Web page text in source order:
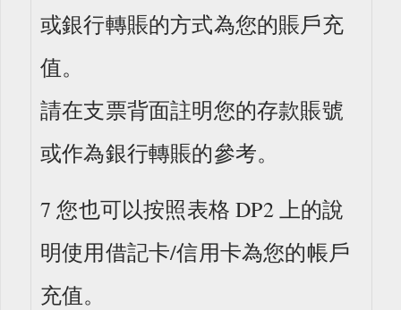
或銀行轉賬的方式為您的賬戶充
值。
請在支票背面註明您的存款賬號
或作為銀行轉賬的參考。
7 您也可以按照表格 DP2 上的說
明使用借記卡/信用卡為您的帳戶
充值。